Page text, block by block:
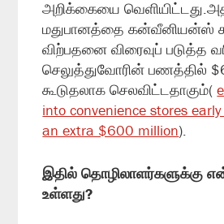
அறிக்கையை
மதுபானத்தை கன்வீனியன்ஸ்
விற்பதனை விரைவுப் படுத்த
செலுத்துவோரின் பணத்தில்
கூடுதலாக செலவிட்டதாகும்(
into convenience stores
an extra $600 million).
இதில் தொழிலாளர்களுக்கு
உள்ளது?